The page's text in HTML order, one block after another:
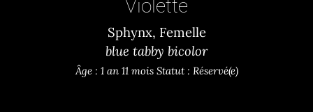
Violette
Sphynx, Femelle
blue tabby bicolor
Âge : 1 an 11 mois Statut : Réservé(e)